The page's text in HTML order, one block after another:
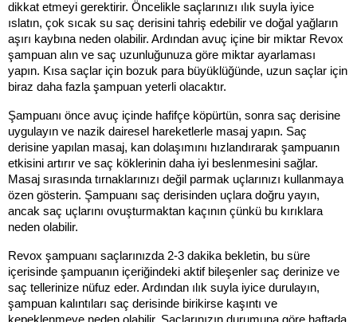
dikkat etmeyi gerektirir. Öncelikle saçlarınızı ılık suyla iyice
ıslatın, çok sıcak su saç derisini tahriş edebilir ve doğal yağların
aşırı kaybına neden olabilir. Ardından avuç içine bir miktar Revox
şampuan alın ve saç uzunluğunuza göre miktar ayarlaması
yapın. Kısa saçlar için bozuk para büyüklüğünde, uzun saçlar için
biraz daha fazla şampuan yeterli olacaktır.
Şampuanı önce avuç içinde hafifçe köpürtün, sonra saç derisine
uygulayın ve nazik dairesel hareketlerle masaj yapın. Saç
derisine yapılan masaj, kan dolaşımını hızlandırarak şampuanın
etkisini artırır ve saç köklerinin daha iyi beslenmesini sağlar.
Masaj sırasında tırnaklarınızı değil parmak uçlarınızı kullanmaya
özen gösterin. Şampuanı saç derisinden uçlara doğru yayın,
ancak saç uçlarını ovuşturmaktan kaçının çünkü bu kırıklara
neden olabilir.
Revox şampuanı saçlarınızda 2-3 dakika bekletin, bu süre
içerisinde şampuanın içeriğindeki aktif bileşenler saç derinize ve
saç tellerinize nüfuz eder. Ardından ılık suyla iyice durulayın,
şampuan kalıntıları saç derisinde birikirse kaşıntı ve